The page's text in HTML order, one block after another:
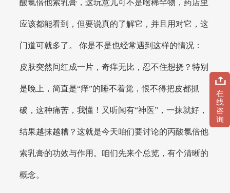
酸氯倍他索乳膏，这玩意儿可不是啥稀罕物，药店里
应该都能看到，但要说真的了解它，并且用对它，这
门道可就多了。 你是不是也经常遇到这样的情况：
皮肤突然间红成一片，奇痒无比，忍不住想挠？特别
是晚上，简直是“痒”的睡不着觉，恨不得把皮都抓
破，这种痛苦，我懂！又听闻有“神医”，一抹就好，
结果越抹越糟？这就是今天咱们要讨论的丙酸氯倍他
索乳膏的功效与作用。咱们先来个总览，有个清晰的
概念。
在
线
咨
询